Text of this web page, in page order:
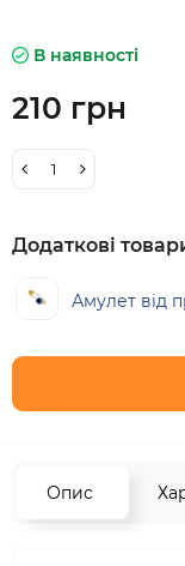
В наявності
210 грн
Додаткові
Амулет від
Опис